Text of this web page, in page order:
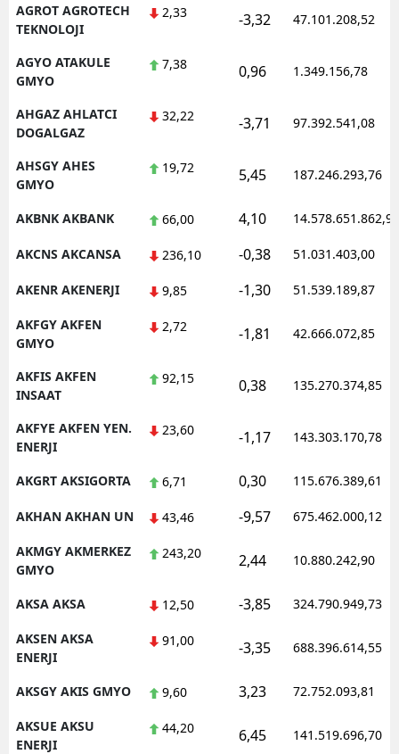
Kırşehir
Kütahya
Malatya
Kahramanmaraş
Nevşehir
Niğde
Ordu
Rize
Sinop
AGROT AGROTECH
TEKNOLOJI
2,33 -3,32 47.101.208,52
AGYO ATAKULE
GMYO
7,38 0,96 1.349.156,78
AHGAZ AHLATCI
DOGALGAZ
32,22 -3,71 97.392.541,08
AHSGY AHES
GMYO
19,72 5,45 187.246.293,76
AKBNK AKBANK 66,00 4,10 14.578.651.862,90
AKCNS AKCANSA 236,10 -0,38 51.031.403,00
AKENR AKENERJI 9,85 -1,30 51.539.189,87
AKFGY AKFEN
GMYO
2,72 -1,81 42.666.072,85
AKFIS AKFEN
INSAAT
92,15 0,38 135.270.374,85
AKFYE AKFEN YEN.
ENERJI
23,60 -1,17 143.303.170,78
AKGRT AKSIGORTA 6,71 0,30 115.676.389,61
AKHAN AKHAN UN 43,46 -9,57 675.462.000,12
AKMGY AKMERKEZ
GMYO
243,20 2,44 10.880.242,90
AKSA AKSA 12,50 -3,85 324.790.949,73
AKSEN AKSA
ENERJI
91,00 -3,35 688.396.614,55
AKSGY AKIS GMYO 9,60 3,23 72.752.093,81
AKSUE AKSU
ENERJI
44,20 6,45 141.519.696,70